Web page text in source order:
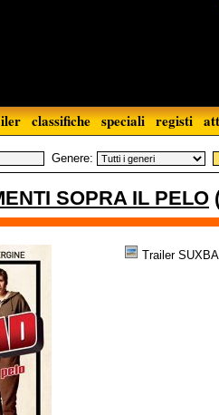
classifiche speciali registi
Genere:
SOPRA IL PELO
Trailer